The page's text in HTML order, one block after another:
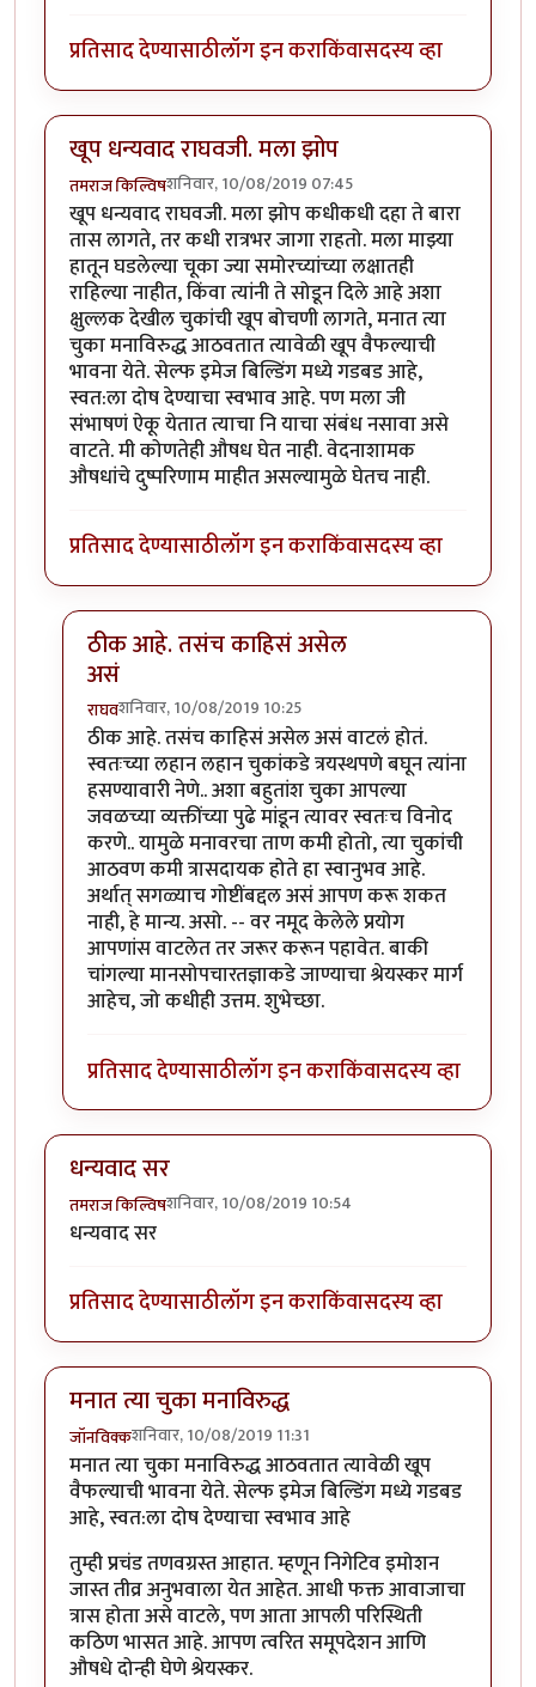
प्रतिसाद देण्यासाठीलॉग इन कराकिंवासदस्य व्हा
खूप धन्यवाद राघवजी. मला झोप
तमराज किल्विषशनिवार, 10/08/2019 07:45
खूप धन्यवाद राघवजी. मला झोप कधीकधी दहा ते बारा
तास लागते, तर कधी रात्रभर जागा राहतो. मला माझ्या
हातून घडलेल्या चूका ज्या समोरच्यांच्या लक्षातही
राहिल्या नाहीत, किंवा त्यांनी ते सोडून दिले आहे अशा
क्षुल्लक देखील चुकांची खूप बोचणी लागते, मनात त्या
चुका मनाविरुद्ध आठवतात त्यावेळी खूप वैफल्याची
भावना येते. सेल्फ इमेज बिल्डिंग मध्ये गडबड आहे,
स्वत:ला दोष देण्याचा स्वभाव आहे. पण मला जी
संभाषणं ऐकू येतात त्याचा नि याचा संबंध नसावा असे
वाटते. मी कोणतेही औषध घेत नाही. वेदनाशामक
औषधांचे दुष्परिणाम माहीत असल्यामुळे घेतच नाही.
प्रतिसाद देण्यासाठीलॉग इन कराकिंवासदस्य व्हा
ठीक आहे. तसंच काहिसं असेल
असं
राघवशनिवार, 10/08/2019 10:25
In reply toखूप धन्यवाद राघवजी. मला झोपby
ठीक आहे. तसंच काहिसं असेल असं वाटलं होतं.
स्वतःच्या लहान लहान चुकांकडे त्रयस्थपणे बघून त्यांना
हसण्यावारी नेणे.. अशा बहुतांश चुका आपल्या
जवळच्या व्यक्तींच्या पुढे मांडून त्यावर स्वतःच विनोद
करणे.. यामुळे मनावरचा ताण कमी होतो, त्या चुकांची
आठवण कमी त्रासदायक होते हा स्वानुभव आहे.
अर्थात् सगळ्याच गोष्टींबद्दल असं आपण करू शकत
नाही, हे मान्य. असो. -- वर नमूद केलेले प्रयोग
आपणांस वाटलेत तर जरूर करून पहावेत. बाकी
चांगल्या मानसोपचारतज्ञाकडे जाण्याचा श्रेयस्कर मार्ग
आहेच, जो कधीही उत्तम. शुभेच्छा.
प्रतिसाद देण्यासाठीलॉग इन कराकिंवासदस्य व्हा
धन्यवाद सर
तमराज किल्विषशनिवार, 10/08/2019 10:54
धन्यवाद सर
प्रतिसाद देण्यासाठीलॉग इन कराकिंवासदस्य व्हा
मनात त्या चुका मनाविरुद्ध
जॉनविक्कशनिवार, 10/08/2019 11:31
मनात त्या चुका मनाविरुद्ध आठवतात त्यावेळी खूप
वैफल्याची भावना येते. सेल्फ इमेज बिल्डिंग मध्ये गडबड
आहे, स्वत:ला दोष देण्याचा स्वभाव आहे
तुम्ही प्रचंड तणवग्रस्त आहात. म्हणून निगेटिव इमोशन
जास्त तीव्र अनुभवाला येत आहेत. आधी फक्त आवाजाचा
त्रास होता असे वाटले, पण आता आपली परिस्थिती
कठिण भासत आहे. आपण त्वरित समूपदेशन आणि
औषधे दोन्ही घेणे श्रेयस्कर.